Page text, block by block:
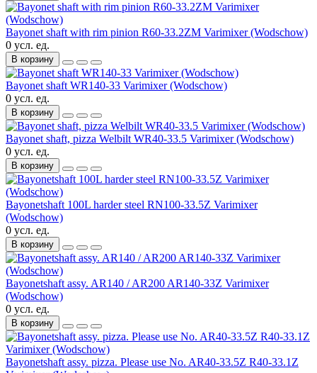
Bayonet shaft with rim pinion R60-33.2ZM Varimixer (Wodschow)
0 усл. ед.
В корзину
Bayonet shaft WR140-33 Varimixer (Wodschow)
0 усл. ед.
В корзину
Bayonet shaft, pizza Welbilt WR40-33.5 Varimixer (Wodschow)
0 усл. ед.
В корзину
Bayonetshaft 100L harder steel RN100-33.5Z Varimixer
(Wodschow)
0 усл. ед.
В корзину
Bayonetshaft assy. AR140 / AR200 AR140-33Z Varimixer
(Wodschow)
0 усл. ед.
В корзину
Bayonetshaft assy. pizza. Please use No. AR40-33.5Z R40-33.1Z